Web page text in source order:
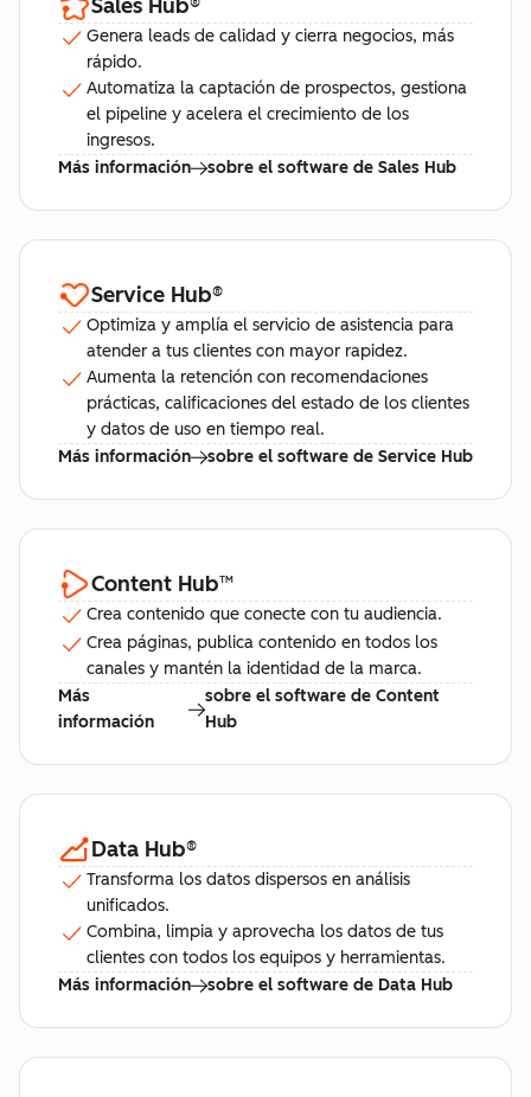
Sales Hub®
Genera leads de calidad y cierra negocios, más
rápido.
Automatiza la captación de prospectos, gestiona
el pipeline y acelera el crecimiento de los
ingresos.
Más información
sobre el software de Sales Hub
Service Hub®
Optimiza y amplía el servicio de asistencia para
atender a tus clientes con mayor rapidez.
Aumenta la retención con recomendaciones
prácticas, calificaciones del estado de los clientes
y datos de uso en tiempo real.
Más información
sobre el software de Service Hub
Content Hub™
Crea contenido que conecte con tu audiencia.
Crea páginas, publica contenido en todos los
canales y mantén la identidad de la marca.
Más
información
sobre el software de Content
Hub
Data Hub®
Transforma los datos dispersos en análisis
unificados.
Combina, limpia y aprovecha los datos de tus
clientes con todos los equipos y herramientas.
Más información
sobre el software de Data Hub